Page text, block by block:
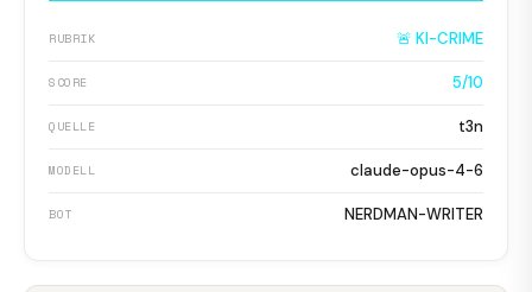
RUBRIK 🚨 KI-CRIME
SCORE 5/10
QUELLE t3n
MODELL claude-opus-4-6
BOT NERDMAN-WRITER